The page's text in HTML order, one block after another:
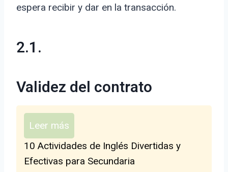
espera recibir y dar en la transacción.
2.1.
Validez del contrato
Leer más
10 Actividades de Inglés Divertidas y
Efectivas para Secundaria